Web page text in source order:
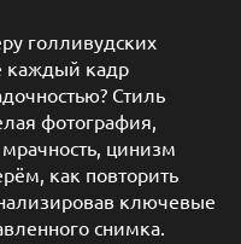
голливудских
каждый кадр
Стиль
фотография,
цинизм
как повторить
ключевые
снимка.